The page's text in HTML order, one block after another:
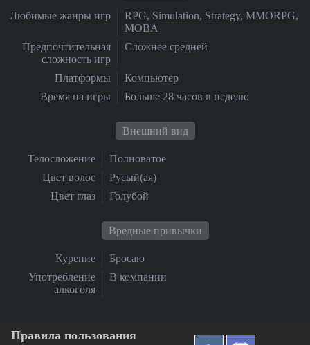
Любимые жанры игр
RPG, Simulation, Strategy, MMORPG,
MOBA
Предпочтительная
сложность игр
Сложнее средней
Платформы
Компьютер
Время на игры
Больше 28 часов в неделю
Внешний вид
Телосложение
Полноватое
Цвет волос
Русый(ая)
Цвет глаз
Голубой
Вредные привычки
Курение
Бросаю
Употребление
алкоголя
В компании
Правила пользования